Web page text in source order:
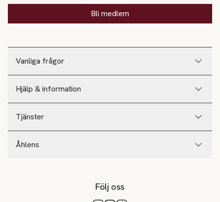
Vanliga frågor
Hjälp & information
Tjänster
Åhlens
Bli medlem
Följ oss